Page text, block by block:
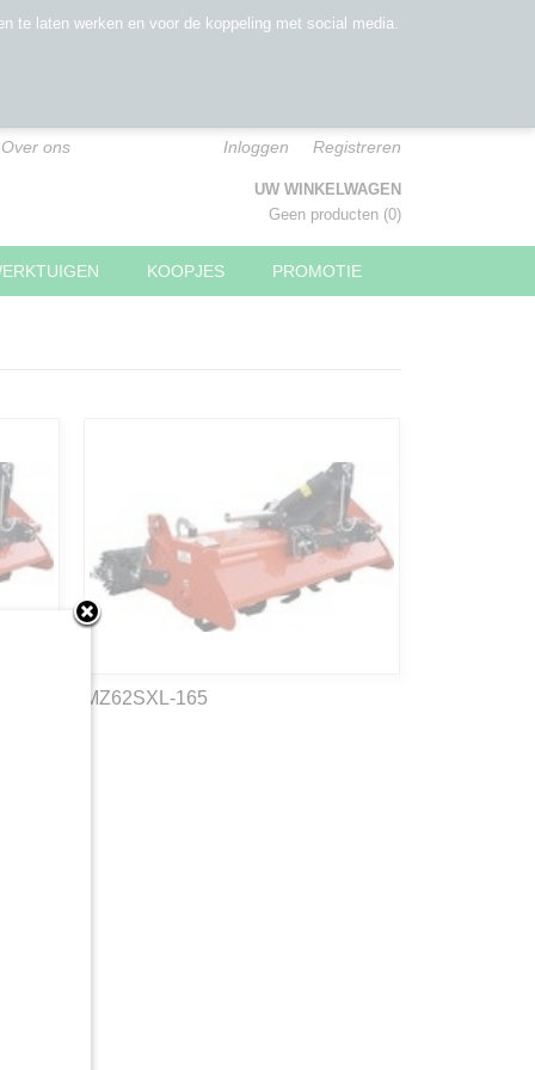
Over ons Inloggen Registreren
UW WINKELWAGEN
Geen producten (0)
KOOPJES PROMOTIE
MZ62SXL-165
te laten werken en voor de koppeling met social media.